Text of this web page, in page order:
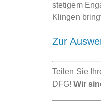
stetigem
Klingen
Zur
Teilen Sie
DFG! Wir